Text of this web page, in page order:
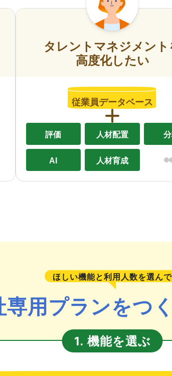
タレントマネジメント
高度化したい
従業員データベース
評価 人材配置
AI 人材育成
ほしい機能と利用人数を選んで
専用プランをつ
1. 機能を選ぶ